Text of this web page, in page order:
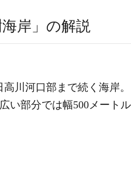
海岸」の解説
川河口部まで続く海岸
い部分では幅500メート